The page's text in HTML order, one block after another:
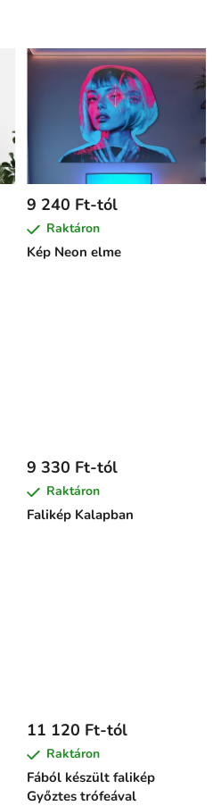
Kép Neon elme
9 240 Ft-tól
Raktáron
Falikép Kalapban
9 330 Ft-tól
Raktáron
Fából készült falikép
Győztes trófeával
11 120 Ft-tól
Raktáron